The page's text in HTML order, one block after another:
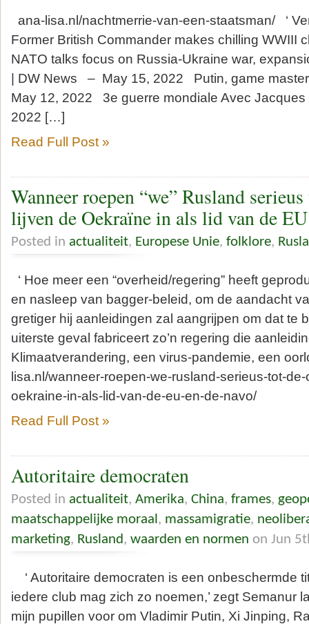
ana-lisa.nl/nachtmerrie-van-een-staatsman/ ‘
Former British Commander makes chilling
NATO talks focus on Russia-Ukraine war,
| DW News – May 15, 2022 Putin, game
May 12, 2022 3e guerre mondiale Avec
2022 […]
Read Full Post »
Wanneer roepen “we” Rusland
lijven de Oekraïne in als lid van de
Posted in actualiteit, Europese Unie, folklore,
‘ Hoe meer een “overheid/regering” heeft
en nasleep van bagger-beleid, om de aandacht
gretiger hij aanleidingen zal aangrijpen om dat te
uiterste geval fabriceert zo’n regering die
Klimaatverandering, een virus-pandemie, een
lisa.nl/wanneer-roepen-we-rusland-serieus-tot-
oekraine-in-als-lid-van-de-eu-en-de-navo/
Read Full Post »
Autoritaire democraten
Posted in actualiteit, Amerika, China, frames,
maatschappelijke moraal , massamigratie,
marketing, Rusland, waarden en normen on Jun
‘ Autoritaire democraten is een onbeschermde
iedere club mag zich zo noemen,’ zegt Semanur
mijn pupillen voor om Vladimir Putin, Xi Jinping,